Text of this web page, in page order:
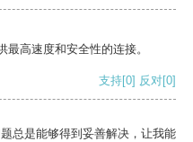
高速度和安全性的连接。
支持[0] 反对[0]
总是能够得到妥善解决，让我能